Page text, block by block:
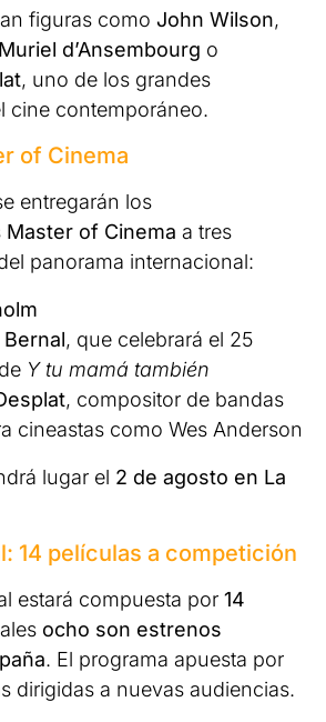
figuras como John Wilson,
Muriel d’Ansembourg o
, uno de los grandes
cine contemporáneo.
of Cinema
entregarán los
Master of Cinema a tres
panorama internacional:
Bernal, que celebrará el 25
Y tu mamá también
, compositor de bandas
cineastas como Wes Anderson
lugar el 2 de agosto en La
14 películas a competición
estará compuesta por 14
ocho son estrenos
. El programa apuesta por
dirigidas a nuevas audiencias.